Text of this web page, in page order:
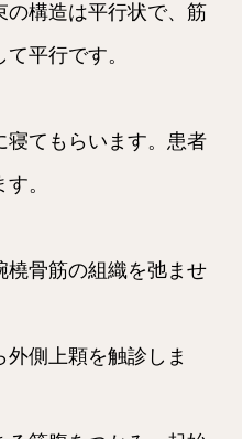
の構造は平行状で、筋
平行です。
寝てもらいます。患者
。
橈骨筋の組織を弛ませ
外側上顆を触診しま